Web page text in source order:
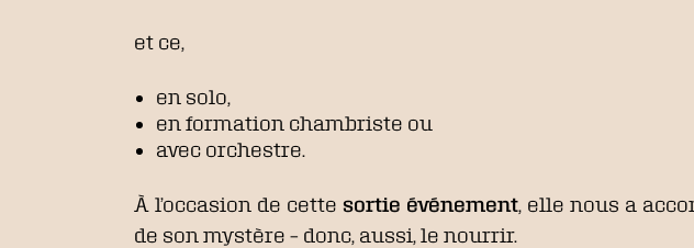
et ce,
en solo,
en formation chambriste ou
avec orchestre.
À l’occasion de cette sortie événement, elle nous a
de son mystère – donc, aussi, le nourrir.